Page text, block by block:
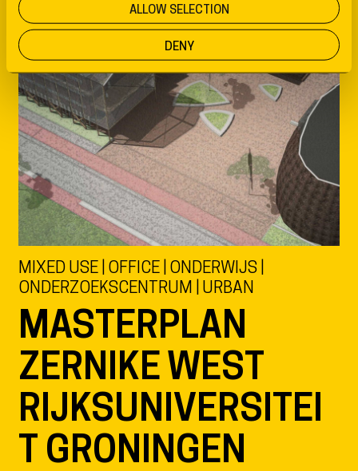
ALLOW SELECTION
DENY
MIXED USE | OFFICE | ONDERWIJS |
ONDERZOEKSCENTRUM | URBAN
MASTERPLAN
ZERNIKE WEST
RIJKSUNIVERSITEI
T GRONINGEN